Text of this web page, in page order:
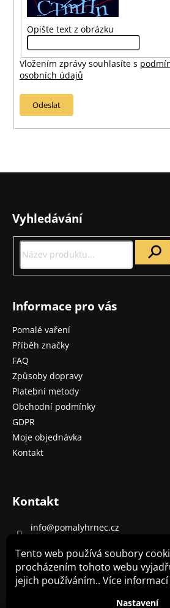
Tento web používá soubory
procházením tohoto webu
jejich používáním.. Více informací
Nastavení
Opište text z obrázku
Vložením zprávy souhlasíte s
osobních údajů
Odeslat
Vyhledávání
Informace pro vás
Pomalé vaření
Příběh značky
FAQ
Způsoby dopravy
Platební metody
Obchodní podmínky
GDPR
Moje objednávka
Kontakt
Kontakt
info@pomalyhrnec.cz
+420 702 130 320
Pomalý hrnec Crockpot - recepty